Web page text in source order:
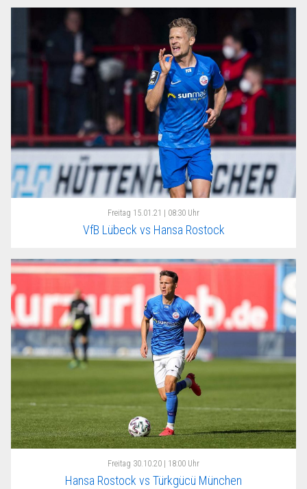
Freitag 15.01.21 | 08:30 Uhr
VfB Lübeck vs Hansa Rostock
Freitag 30.10.20 | 18:00 Uhr
Hansa Rostock vs Türkgücü München